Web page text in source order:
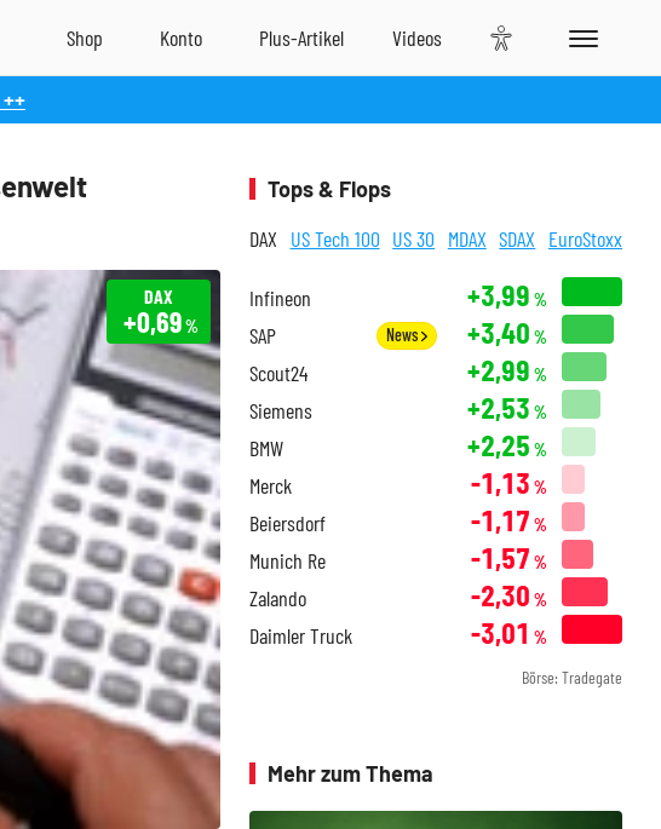
DAX
+0,69%
Tops & Flops
DAX US Tech 100 US 30 MDAX SDAX EuroStoxx
Infineon +3,99 %
SAP News +3,40 %
Scout24 +2,99 %
Siemens +2,53 %
BMW +2,25 %
Merck -1,13 %
Beiersdorf -1,17 %
Munich Re -1,57 %
Zalando -2,30 %
Daimler Truck -3,01 %
Börse: Tradegate
Mehr zum Thema